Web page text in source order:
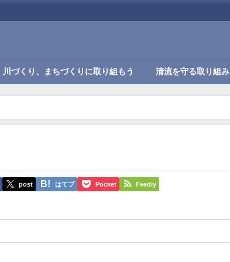
川づくり、まちづくりに取り組もう 清流を守る取り組み
post はてブ Pocket Feedly